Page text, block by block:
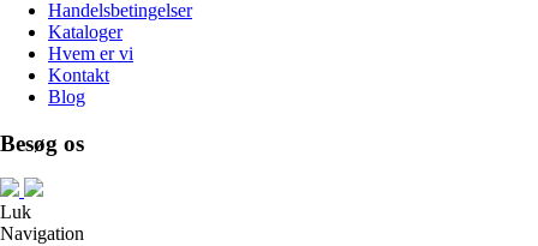
Handelsbetingelser
Kataloger
Hvem er vi
Kontakt
Blog
Besøg os
Luk
Navigation